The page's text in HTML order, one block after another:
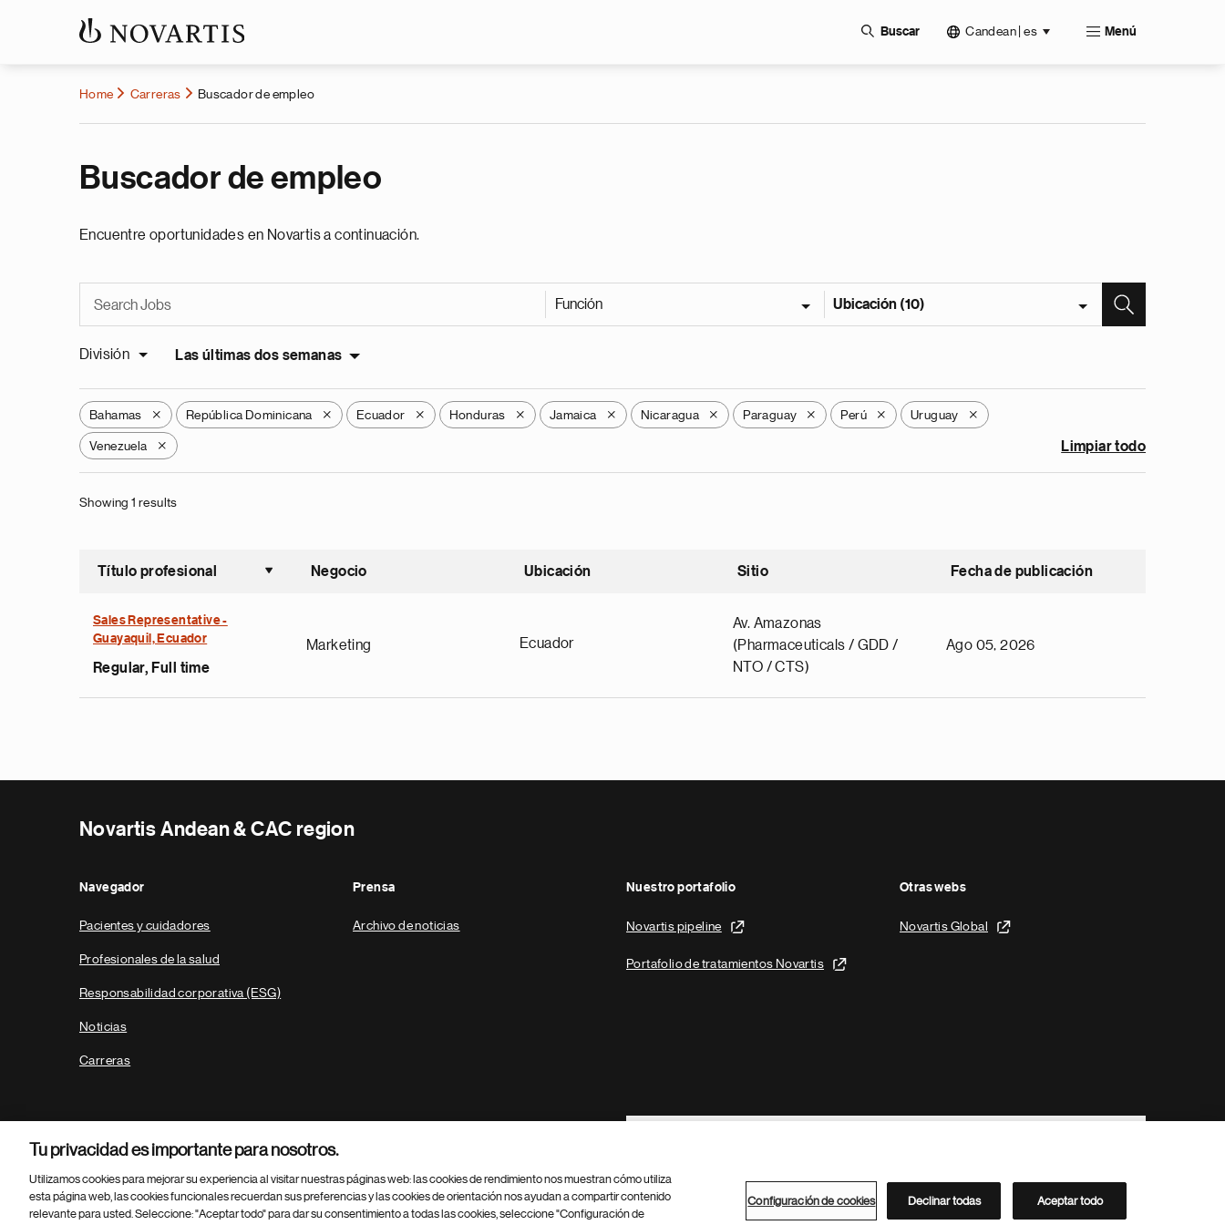
Buscar Candean | es Menú
Home Carreras Buscador de empleo
Buscador de empleo
Encuentre oportunidades en Novartis a continuación.
Función Ubicación (10)
División Las últimas dos semanas
Bahamas X República Dominicana X Ecuador X Honduras X Jamaica X Nicaragua X Paraguay X Perú X Uruguay X
Venezuela X Limpiar todo
Showing 1 results
Título profesional
Ordenar ascendente
Negocio Ubicación Sitio Fecha de publicación
Sales Representative -
Guayaquil, Ecuador
Regular, Full time
Marketing Ecuador
Av. Amazonas
(Pharmaceuticals / GDD /
NTO / CTS)
Ago 05, 2026
Novartis Andean & CAC region
Navegador
Pacientes y cuidadores
Profesionales de la salud
Responsabilidad corporativa (ESG)
Noticias
Carreras
Prensa
Archivo de noticias
Nuestro portafolio
Novartis pipeline
Portafolio de tratamientos Novartis
Otras webs
Novartis Global
Footer Site Search
Parte
© 2026 Novartis AG Directorio de Novartis
Tu privacidad es importante para nosotros.
Utilizamos cookies para mejorar su experiencia al visitar nuestras páginas web: las cookies de rendimiento nos muestran cómo utiliza
esta página web, las cookies funcionales recuerdan sus preferencias y las cookies de orientación nos ayudan a compartir contenido
relevante para usted. Seleccione: "Aceptar todo" para dar su consentimiento a todas las cookies, seleccione "Configuración de
Configuración de cookies Declinar todas Aceptar todo